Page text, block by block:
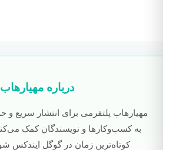
درباره مهیارهاب
مهیارهاب پلتفرمی برای انتشار سریع
به کسب‌وکارها و نویسندگان کمک
کوتاه‌ترین زمان در گوگل ایندکس